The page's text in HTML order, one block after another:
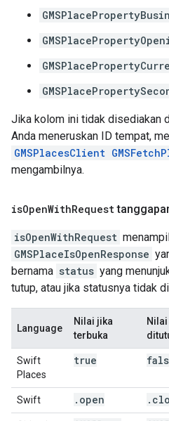
Jika kolom ini tidak disediakan
Anda meneruskan ID tempat,
GMSPlacesClient
mengambilnya.
isOpenWithRequest
isOpenWithRequest
GMSPlaceIsOpenResponse
bernama status yang
tutup, atau jika statusnya tidak
Language
Nilai jika
terbuka
Swift
Places
true
Swift . open .